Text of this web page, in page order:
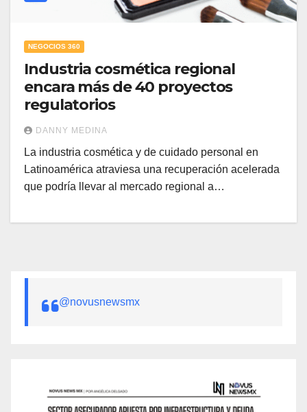
NEGOCIOS 360
Industria cosmética regional
encara más de 40 proyectos
regulatorios
DANNY MEDINA
La industria cosmética y de cuidado personal en
Latinoamérica atraviesa una recuperación acelerada
que podría llevar al mercado regional a…
@novusnewsmx